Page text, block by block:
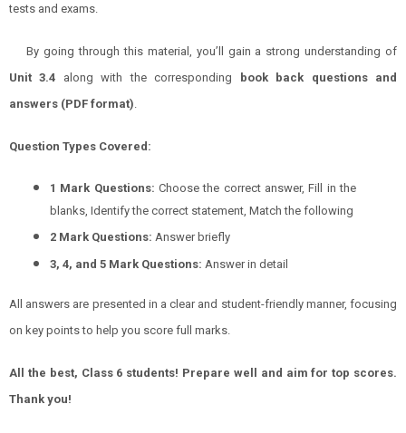
tests and exams.
By going through this material, you’ll gain a strong understanding of
Unit 3.4 along with the corresponding
book back questions and
answers (PDF format)
Question Types Covered:
1 Mark Questions: Choose the correct answer, Fill in the
blanks, Identify the correct statement, Match the following
2 Mark Questions: Answer briefly
3, 4, and 5 Mark Questions: Answer in detail
All answers are presented in a clear and student-friendly manner, focusing
on key points to help you score full marks.
All the best, Class 6 students! Prepare well and aim for top scores.
Thank you!